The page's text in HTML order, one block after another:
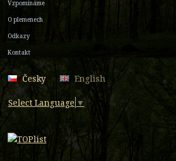
Vzpomínáme
O plemenech
Odkazy
Kontakt
Česky English
Select Language ▼